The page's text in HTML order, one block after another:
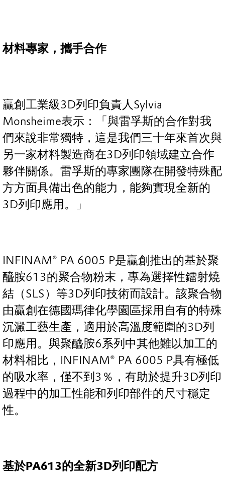
材料專家，攜手合作
贏創工業級3D列印負責人Sylvia
Monsheime表示：「與雷孚斯的合作對我
們來說非常獨特，這是我們三十年來首次與
另一家材料製造商在3D列印領域建立合作
夥伴關係。雷孚斯的專家團隊在開發特殊配
方方面具備出色的能力，能夠實現全新的
3D列印應用。」
INFINAM® PA 6005 P是贏創推出的基於聚
醯胺613的聚合物粉末，專為選擇性鐳射燒
結（SLS）等3D列印技術而設計。該聚合物
由贏創在德國瑪律化學園區採用自有的特殊
沉澱工藝生產，適用於高溫度範圍的3D列
印應用。與聚醯胺6系列中其他難以加工的
材料相比，INFINAM® PA 6005 P具有極低
的吸水率，僅不到3％，有助於提升3D列印
過程中的加工性能和列印部件的尺寸穩定
性。
基於PA613的全新3D列印配方